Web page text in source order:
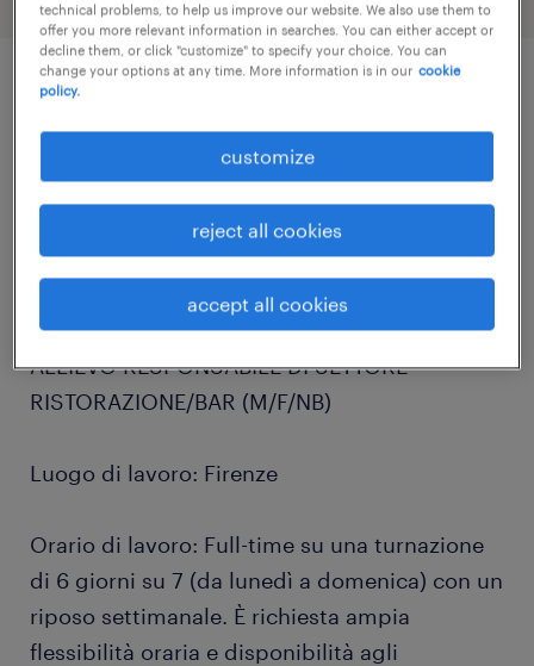
Randstad Italia, divisione Delivery Center
Permanent, cerca per prestigiosa azienda
cliente, leader di mercato nel settore della
ristorazione veloce, un:
ALLIEVO RESPONSABILE DI SETTORE
RISTORAZIONE/BAR (M/F/NB)
Luogo di lavoro: Firenze
Orario di lavoro: Full-time su una turnazione
di 6 giorni su 7 (da lunedì a domenica) con un
riposo settimanale. È richiesta ampia
flessibilità oraria e disponibilità agli
technical problems, to help us improve our website. We also use them to
offer you more relevant information in searches. You can either accept or
decline them, or click "customize" to specify your choice. You can
change your options at any time. More information is in our cookie
policy.
customize
reject all cookies
accept all cookies